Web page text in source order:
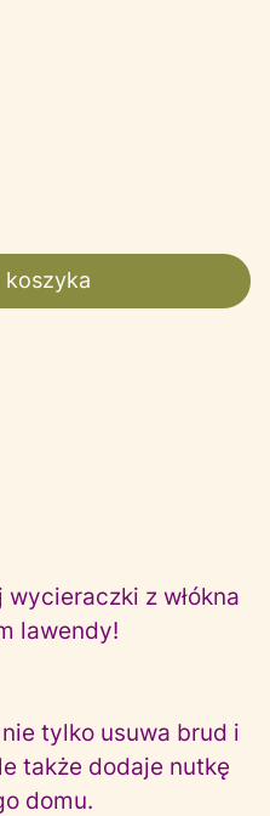
koszyka
z włókna
lawendy!
tylko usuwa brud i
także dodaje nutkę
domu.